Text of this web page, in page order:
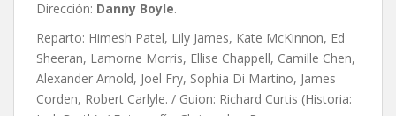
Dirección: Danny Boyle.
Reparto: Himesh Patel, Lily James, Kate McKinnon, Ed
Sheeran, Lamorne Morris, Ellise Chappell, Camille Chen,
Alexander Arnold, Joel Fry, Sophia Di Martino, James
Corden, Robert Carlyle. / Guion: Richard Curtis (Historia: